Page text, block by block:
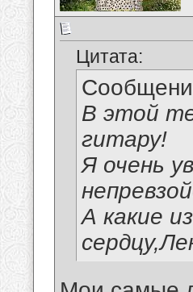
Цитата:
В этой
гитару!
Я очень
А какие